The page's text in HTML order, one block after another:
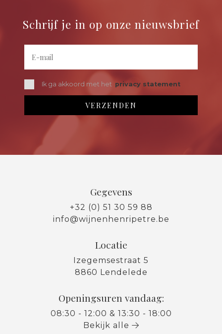
Schrijf je in op onze nieuwsbrief
Ik ga akkoord met het privacy statement
Gegevens
+32 (0) 51 30 59 88
info@wijnenhenripetre.be
Locatie
Izegemsestraat 5
8860 Lendelede
Openingsuren vandaag:
08:30 - 12:00 & 13:30 - 18:00
Bekijk alle